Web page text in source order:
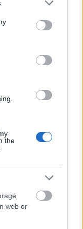
You may click to
party tags to
in below Google
the
web or
προφορική
στα
της
τις
το
2026 και